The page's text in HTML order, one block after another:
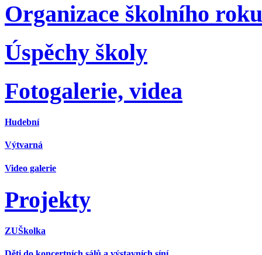
Organizace školního roku
Úspěchy školy
Fotogalerie, videa
Hudební
Výtvarná
Video galerie
Projekty
ZUŠkolka